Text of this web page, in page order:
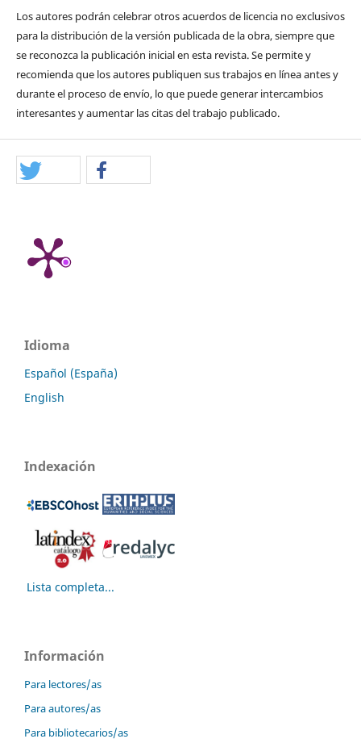
Los autores podrán celebrar otros acuerdos de licencia no exclusivos
para la distribución de la versión publicada de la obra, siempre que
se reconozca la publicación inicial en esta revista. Se permite y
recomienda que los autores publiquen sus trabajos en línea antes y
durante el proceso de envío, lo que puede generar intercambios
interesantes y aumentar las citas del trabajo publicado.
Idioma
Español (España)
English
Indexación
Lista completa...
Información
Para lectores/as
Para autores/as
Para bibliotecarios/as